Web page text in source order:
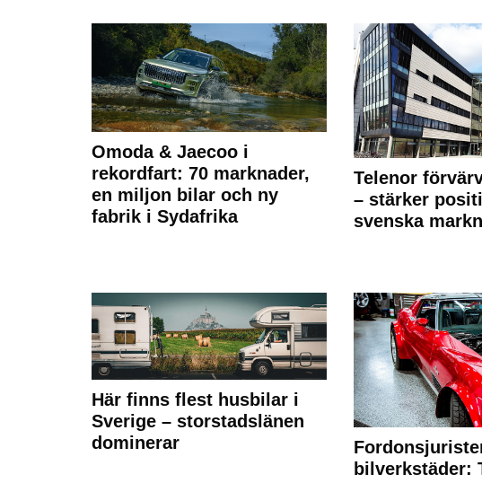
Omoda & Jaecoo i
rekordfart: 70 marknader,
en miljon bilar och ny
fabrik i Sydafrika
Telenor
– stärker
svenska
Här finns flest husbilar i
Sverige – storstadslänen
dominerar
bilverkstäder: